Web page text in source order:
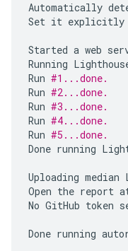
Automatically
Set it explicitly
Started a web
Running
Run #1...done.
Run #2...done.
Run #3...done.
Run #4...done.
Run #5...done.
Done running
Uploading median
Open the report
No GitHub token
Done running